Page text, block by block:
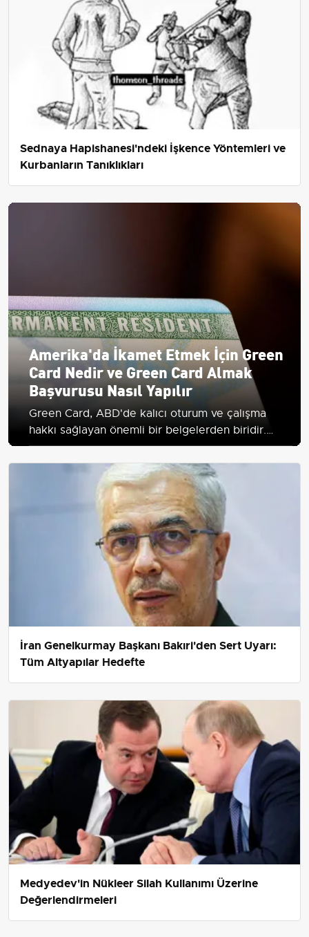
Sednaya Hapishanesi'ndeki İşkence Yöntemleri ve
Kurbanların Tanıklıkları
Amerika'da İkamet Etmek İçin Green
Card Nedir ve Green Card Almak
Başvurusu Nasıl Yapılır
Green Card, ABD'de kalıcı oturum ve çalışma
hakkı sağlayan önemli bir belgelerden biridir.
Başvuru süreci ve avantajları hakkında detaylı
bilgi edinin.
İran Genelkurmay Başkanı Bakıri'den Sert Uyarı:
Tüm Altyapılar Hedefte
Medyedev'in Nükleer Silah Kullanımı Üzerine
Değerlendirmeleri